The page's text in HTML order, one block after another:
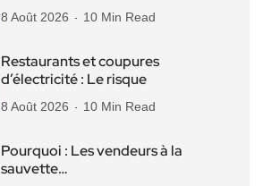
8 Août 2026 10 Min Read
Restaurants et coupures
d’électricité : Le risque
8 Août 2026 10 Min Read
Pourquoi : Les vendeurs à la
sauvette…